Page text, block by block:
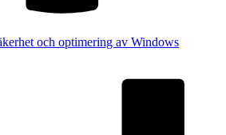
och optimering av Windows